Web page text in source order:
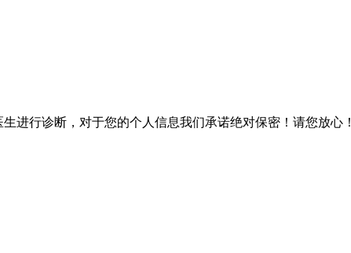
进行诊断，对于您的个人信息我们承诺绝对保密！请您放心！